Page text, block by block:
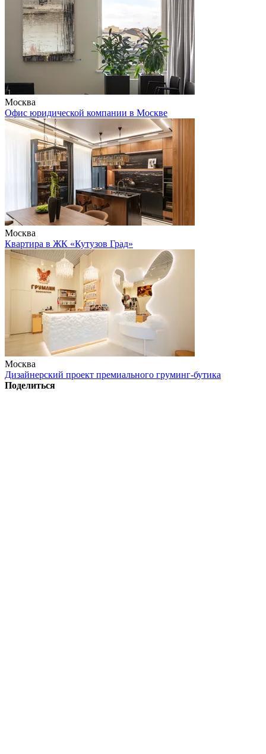
Москва
Офис юридической компании в Москве
Москва
Квартира в ЖК «Кутузов Град»
Москва
Дизайнерский проект премиального груминг-бутика
Поделиться